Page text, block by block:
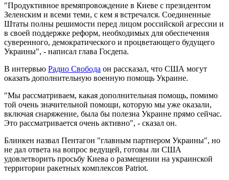
"Продуктивное времяпровождение в Киеве с президентом
Зеленским и всеми теми, с кем я встречался. Соединенные
Штаты полны решимости перед лицом российской агрессии и
в своей поддержке реформ, необходимых для обеспечения
суверенного, демократического и процветающего будущего
Украины", - написал глава Госдепа.
В интервью Радио Свобода он рассказал, что США могут
оказать дополнительную военную помощь Украине.
"Мы рассматриваем, какая дополнительная помощь, помимо
той очень значительной помощи, которую мы уже оказали,
включая снаряжение, была бы полезна Украине прямо сейчас.
Это рассматривается очень активно", - сказал он.
Блинкен назвал Пентагон "главным партнером Украины", но
не дал ответа на вопрос ведущей, готовы ли США
удовлетворить просьбу Киева о размещении на украинской
территории ракетных комплексов Patriot.